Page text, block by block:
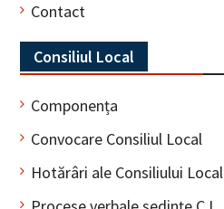
Contact
Consiliul Local
Componența
Convocare Consiliul Local
Hotărâri ale Consiliului Local